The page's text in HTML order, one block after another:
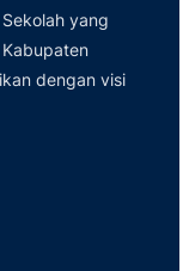
yang
dengan visi